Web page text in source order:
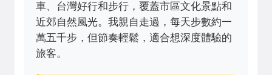
車、台灣好行和步行，覆蓋市區文化景點和
近郊自然風光。我親自走過，每天步數約一
萬五千步，但節奏輕鬆，適合想深度體驗的
旅客。